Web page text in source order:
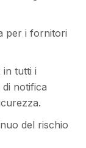
per i fornitori
in tutti i
notifica
del rischio